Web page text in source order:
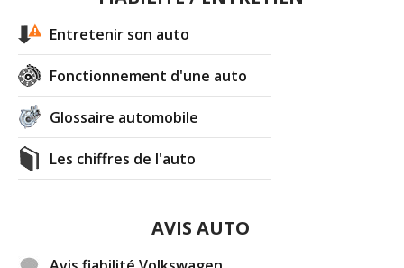
Entretenir son auto
Fonctionnement d'une auto
Glossaire automobile
Les chiffres de l'auto
AVIS AUTO